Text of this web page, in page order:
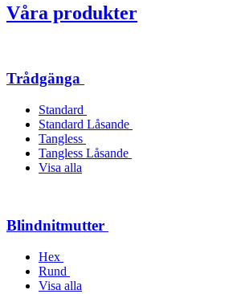
Våra produkter
Trådgänga
Standard
Standard Låsande
Tangless
Tangless Låsande
Visa alla
Blindnitmutter
Hex
Rund
Visa alla